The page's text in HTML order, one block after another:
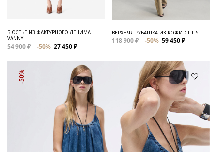
БЮСТЬЕ ИЗ ФАКТУРНОГО ДЕНИМА
VANNY
54 900 ₽ -50% 27 450 ₽
ВЕРХНЯЯ РУБАШКА ИЗ КОЖИ GILLIS
118 900 ₽ -50% 59 450 ₽
-50%